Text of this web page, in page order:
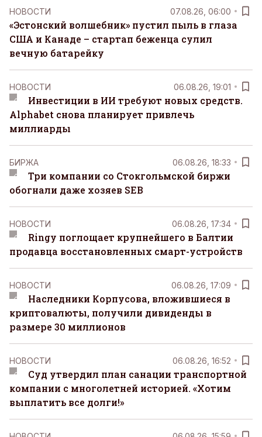
НОВОСТИ 07.08.26, 06:00
«Эстонский волшебник» пустил пыль в глаза
США и Канаде – стартап беженца сулил
вечную батарейку
НОВОСТИ 06.08.26, 19:01
Инвестиции в ИИ требуют новых средств.
Alphabet снова планирует привлечь
миллиарды
БИРЖА 06.08.26, 18:33
Три компании со Стокгольмской биржи
обогнали даже хозяев SEB
НОВОСТИ 06.08.26, 17:34
Ringy поглощает крупнейшего в Балтии
продавца восстановленных смарт-устройств
НОВОСТИ 06.08.26, 17:09
Наследники Корпусова, вложившиеся в
криптовалюты, получили дивиденды в
размере 30 миллионов
НОВОСТИ 06.08.26, 16:52
Суд утвердил план санации транспортной
компании с многолетней историей. «Хотим
выплатить все долги!»